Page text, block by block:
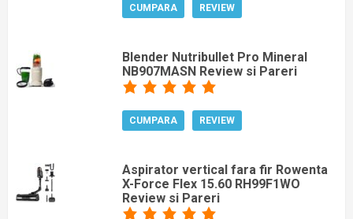
CUMPARA REVIEW
Blender Nutribullet Pro Mineral
NB907MASN Review si Pareri
CUMPARA REVIEW
Aspirator vertical fara fir Rowenta
X-Force Flex 15.60 RH99F1WO
Review si Pareri